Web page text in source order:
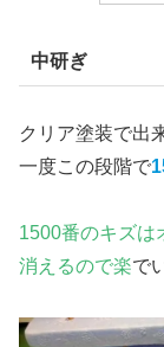
中研ぎ
クリア塗装で出
一度この段階で
1500番のキズは
消えるので楽で